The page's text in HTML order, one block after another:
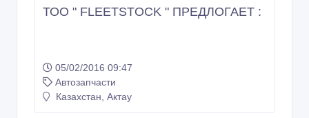
ТОО " FLEETSTOCK " ПРЕДЛОГАЕТ :
05/02/2016 09:47
Автозапчасти
Казахстан, Актау